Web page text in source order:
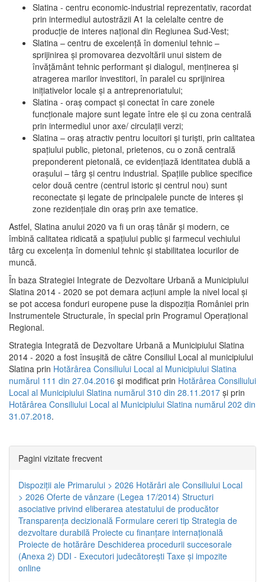
Slatina - centru economic-industrial reprezentativ, racordat
prin intermediul autostrăzii A1 la celelalte centre de
producţie de interes naţional din Regiunea Sud-Vest;
Slatina – centru de excelenţă în domeniul tehnic –
sprijinirea şi promovarea dezvoltării unui sistem de
învăţământ tehnic performant şi dialogul, menţinerea şi
atragerea marilor investitori, în paralel cu sprijinirea
iniţiativelor locale şi a antreprenoriatului;
Slatina - oraş compact şi conectat în care zonele
funcţionale majore sunt legate între ele şi cu zona centrală
prin intermediul unor axe/ circulații verzi;
Slatina – oraş atractiv pentru locuitori şi turişti, prin calitatea
spaţiului public, pietonal, prietenos, cu o zonă centrală
preponderent pietonală, ce evidenţiază identitatea dublă a
oraşului – târg şi centru industrial. Spaţiile publice specifice
celor două centre (centrul istoric şi centrul nou) sunt
reconectate şi legate de principalele puncte de interes şi
zone rezidenţiale din oraş prin axe tematice.
Astfel, Slatina anului 2020 va fi un oraş tânăr şi modern, ce
îmbină calitatea ridicată a spaţiului public şi farmecul vechiului
târg cu excelenţa în domeniul tehnic şi stabilitatea locurilor de
muncă.
În baza Strategiei Integrate de Dezvoltare Urbană a Municipiului
Slatina 2014 - 2020 se pot demara acţiuni ample la nivel local şi
se pot accesa fonduri europene puse la dispoziţia României prin
Instrumentele Structurale, în special prin Programul Operațional
Regional.
Strategia Integrată de Dezvoltare Urbană a Municipiului Slatina
2014 - 2020 a fost însuşită de către Consiliul Local al municipiului
Slatina prin Hotărârea Consiliului Local al Municipiului Slatina
numărul 111 din 27.04.2016 și modificat prin Hotărârea Consiliului
Local al Municipiului Slatina numărul 310 din 28.11.2017 și prin
Hotărârea Consiliului Local al Municipiului Slatina numărul 202 din
31.07.2018.
Pagini vizitate frecvent
Dispoziţii ale Primarului > 2026 Hotărâri ale Consiliului Local
> 2026 Oferte de vânzare (Legea 17/2014) Structuri
asociative privind eliberarea atestatului de producător
Transparenţa decizională Formulare cereri tip Strategia de
dezvoltare durabilă Proiecte cu finanţare internaţională
Proiecte de hotărâre Deschiderea procedurii succesorale
(Anexa 2) DDI - Executori judecătorești Taxe şi impozite
online